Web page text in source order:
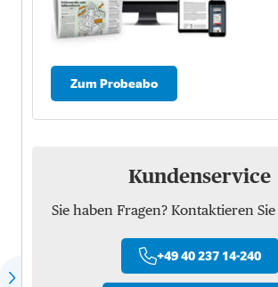
Zum Probeabo
Kundenservice
Sie haben Fragen? Kontaktieren
+49 40 237 14-240